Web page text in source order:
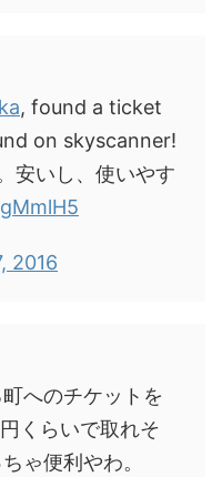
, found a ticket
on skyscanner!
安いし、使いやす
2016
へのチケットを
くらいで取れそ
ゃ便利やわ。